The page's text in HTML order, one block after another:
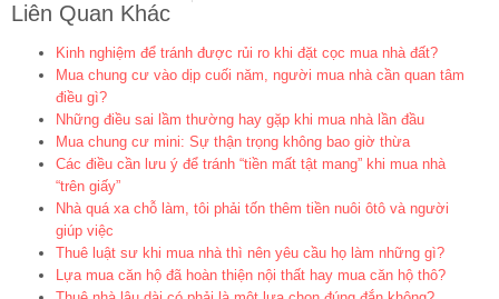
Liên Quan Khác
Kinh nghiệm để tránh được rủi ro khi đặt cọc mua nhà đất?
Mua chung cư vào dịp cuối năm, người mua nhà cần quan tâm
điều gì?
Những điều sai lầm thường hay gặp khi mua nhà lần đầu
Mua chung cư mini: Sự thận trọng không bao giờ thừa
Các điều cần lưu ý để tránh “tiền mất tật mang” khi mua nhà
“trên giấy”
Nhà quá xa chỗ làm, tôi phải tốn thêm tiền nuôi ôtô và người
giúp việc
Thuê luật sư khi mua nhà thì nên yêu cầu họ làm những gì?
Lựa mua căn hộ đã hoàn thiện nội thất hay mua căn hộ thô?